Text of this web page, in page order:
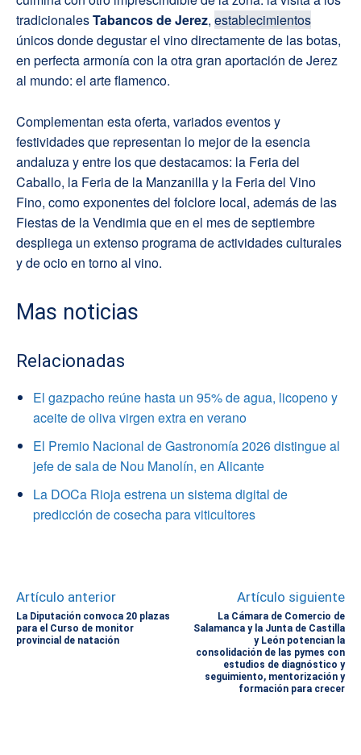
tradicionalesTabancos de Jerez, establecimientos
únicos donde degustar el vino directamente de las botas,
en perfecta armonía con la otra gran aportación de Jerez
al mundo: el arte flamenco.
Complementan esta oferta, variados eventos y
festividades que representan lo mejor de la esencia
andaluza y entre los que destacamos: la Feria del
Caballo, la Feria de la Manzanilla y la Feria del Vino
Fino, como exponentes del folclore local, además de las
Fiestas de la Vendimia que en el mes de septiembre
despliega un extenso programa de actividades culturales
y de ocio en torno al vino.
Mas noticias
Relacionadas
El gazpacho reúne hasta un 95% de agua, licopeno y
aceite de oliva virgen extra en verano
El Premio Nacional de Gastronomía 2026 distingue al
jefe de sala de Nou Manolín, en Alicante
La DOCa Rioja estrena un sistema digital de
predicción de cosecha para viticultores
Artículo anterior
La Diputación convoca 20 plazas
para el Curso de monitor
provincial de natación
Artículo siguiente
La Cámara de Comercio de
Salamanca y la Junta de Castilla
y León potencian la
consolidación de las pymes con
estudios de diagnóstico y
seguimiento, mentorización y
formación para crecer